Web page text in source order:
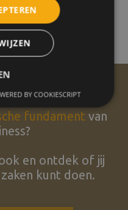
fundament van
en ontdek of jij
kunt doen.
BY COOKIESCRIPT